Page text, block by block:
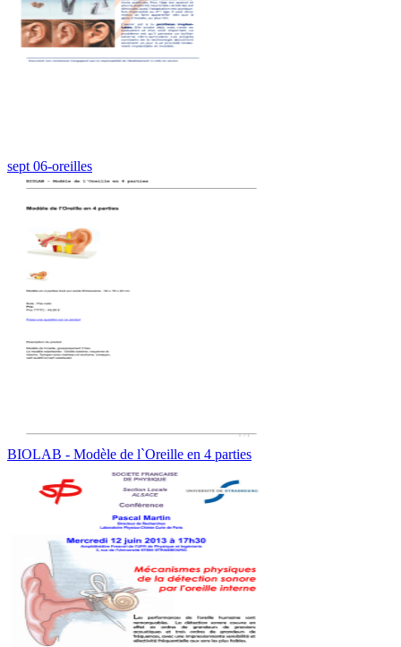
sept 06-oreilles
BIOLAB - Modèle de l`Oreille en 4 parties